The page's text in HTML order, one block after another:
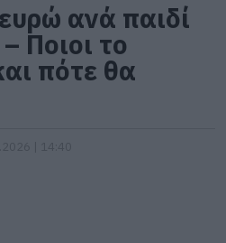
ανά παιδί
Ποιοι το
πότε θα